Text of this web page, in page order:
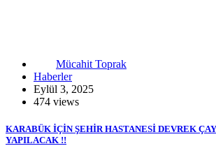
Mücahit Toprak
Haberler
Eylül 3, 2025
474 views
KARABÜK İÇİN ŞEHİR HASTANESİ DEVREK
YAPILACAK !!